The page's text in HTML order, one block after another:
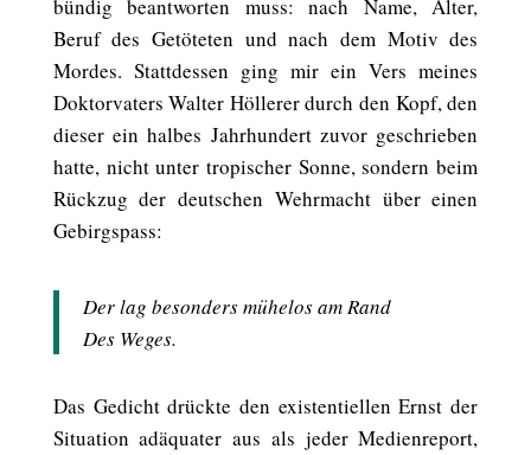
bündig beantworten muss: nach Name, Alter,
Beruf des Getöteten und nach dem Motiv des
Mordes. Stattdessen ging mir ein Vers meines
Doktorvaters Walter Höllerer durch den Kopf, den
dieser ein halbes Jahrhundert zuvor geschrieben
hatte, nicht unter tropischer Sonne, sondern beim
Rückzug der deutschen Wehrmacht über einen
Gebirgspass:
Der lag besonders mühelos am Rand
Des Weges.
Das Gedicht drückte den existentiellen Ernst der
Situation adäquater aus als jeder Medienreport,